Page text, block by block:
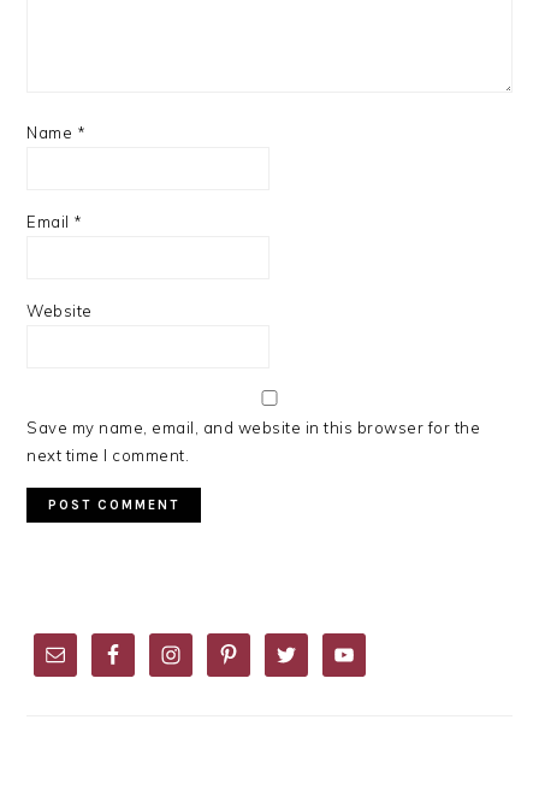
Name *
Email *
Website
Save my name, email, and website in this browser for the
next time I comment.
SIDEBAR